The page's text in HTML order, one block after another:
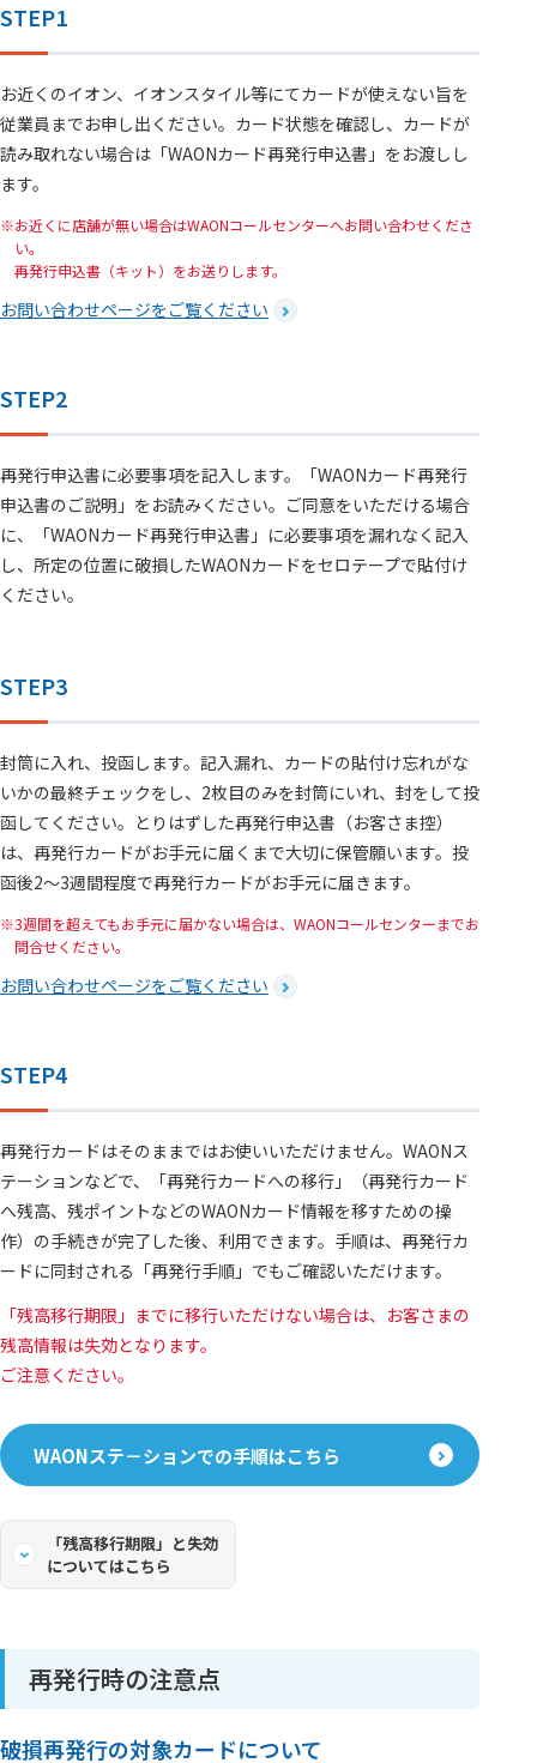
STEP1
お近くのイオン、イオンスタイル等にてカードが使えない旨を
従業員までお申し出ください。カード状態を確認し、カードが
読み取れない場合は「WAONカード再発行申込書」をお渡しし
ます。
お近くに店舗が無い場合はWAONコールセンターへお問い合わせくださ
い。
再発行申込書（キット）をお送りします。
お問い合わせページをご覧ください
STEP2
再発行申込書に必要事項を記入します。「WAONカード再発行
申込書のご説明」をお読みください。ご同意をいただける場合
に、「WAONカード再発行申込書」に必要事項を漏れなく記入
し、所定の位置に破損したWAONカードをセロテープで貼付け
ください。
STEP3
封筒に入れ、投函します。記入漏れ、カードの貼付け忘れがな
いかの最終チェックをし、2枚目のみを封筒にいれ、封をして投
函してください。とりはずした再発行申込書（お客さま控）
は、再発行カードがお手元に届くまで大切に保管願います。投
函後2～3週間程度で再発行カードがお手元に届きます。
3週間を超えてもお手元に届かない場合は、WAONコールセンターまでお
問合せください。
お問い合わせページをご覧ください
STEP4
再発行カードはそのままではお使いいただけません。WAONス
テーションなどで、「再発行カードへの移行」（再発行カード
へ残高、残ポイントなどのWAONカード情報を移すための操
作）の手続きが完了した後、利用できます。手順は、再発行カ
ードに同封される「再発行手順」でもご確認いただけます。
「残高移行期限」までに移行いただけない場合は、お客さまの
残高情報は失効となります。
ご注意ください。
WAONステ－ションでの手順はこちら
「残高移行期限」と失効
についてはこちら
再発行時の注意点
破損再発行の対象カードについて